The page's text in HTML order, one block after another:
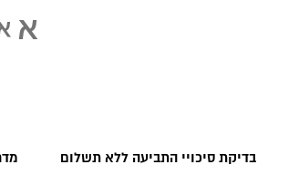
בדיקת סיכויי התביעה ללא תשלום